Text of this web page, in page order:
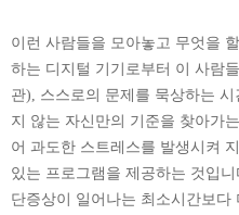
이런 사람들을 모아놓고 무엇을
하는 디지털 기기로부터 이 사람
관), 스스로의 문제를 묵상하는
지 않는 자신만의 기준을 찾아가
어 과도한 스트레스를 발생시켜
있는 프로그램을 제공하는 것입
단증상이 일어나는 최소시간보다